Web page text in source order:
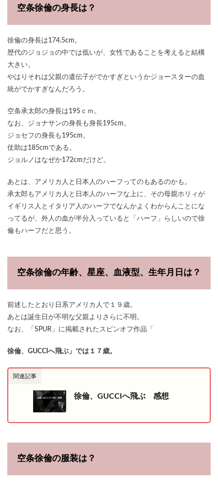
空条徐倫の身長は？
徐倫の身長は174.5cm。
歴代のジョジョの中では低いが、女性であることを考えると結構
大きい。
やはりそれは父親の遺伝子がでかすぎというかジョースターの血
統がでかすぎなんだろう。
空条承太郎の身長は195ｃｍ。
なお、ジョナサンの身長も身長195cm。
ジョセフの身長も195cm。
仗助は185cmである。
ジョルノはなぜか172cmだけど。
あとは、アメリカ人と日本人のハーフってのもあるのかも。
承太郎もアメリカ人と日本人のハーフな上に、その母親ホリィが
イギリス人とイタリア人のハーフでなんかよくわからんことにな
ってるが、外人の血が半分入っていると「ハーフ」らしいので徐
倫もハーフだと思う。
空条徐倫の年齢、星座、血液型、生年月日は？
前述したとおり日系アメリカ人で１９歳。
あとは誕生日が不明な父親よりさらに不明。
なお、「SPUR」に掲載されたスピンオフ作品「
徐倫、GUCCIへ飛ぶ」では１７歳。
関連記事
徐倫、GUCCIへ飛ぶ 感想
空条徐倫の服装は？